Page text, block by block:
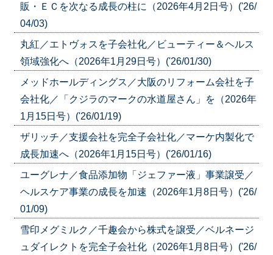
販・ＥＣを次なる成長の柱に（2026年4月2日号）('26/
04/03)
丸紅／エトヴォスを子会社化／ビューティー＆ヘルス
領域強化へ（2026年1月29日号）('26/01/30)
メッドホールディングス／大阪のリフォーム会社を子
会社化／「クジラのマークの水道屋さん」を（2026年
1月15日号）('26/01/19)
ザリッチ／支援会社を完全子会社化／マーケ内製化で
成長加速へ（2026年1月15日号）('26/01/16)
ユーグレナ／食品添加物「ジェファー液」事業譲受／
ヘルスケア事業の成長を加速（2026年1月8日号）('26/
01/09)
雪印メグミルク／千趣会から株式を譲受／ベルネージ
ュダイレクトを完全子会社化（2026年1月8日号）('26/